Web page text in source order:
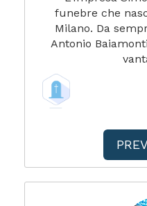
funebre che
Milano. Da
Antonio